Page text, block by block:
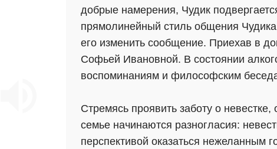
добрые намерения, Чудик
прямолинейный стиль общения
его изменить сообщение. Приехав в
Софьей Ивановной. В состоянии
воспоминаниям и философским
Стремясь проявить заботу о
семье начинаются разногласия:
перспективой оказаться нежеланным